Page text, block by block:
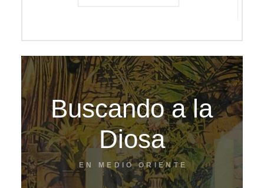
Buscando a la
Diosa
EN MEDIO ORIENTE